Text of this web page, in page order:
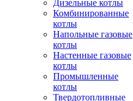
Дизельные котлы
Комбинированные
котлы
Напольные газовые
котлы
Настенные газовые
котлы
Промышленные
котлы
Твердотопливные